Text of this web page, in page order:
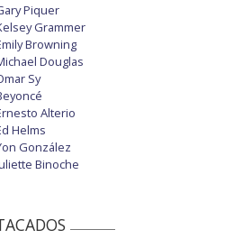
Piquer
Grammer
Browning
Douglas
Sy
Alterio
Helms
González
Binoche